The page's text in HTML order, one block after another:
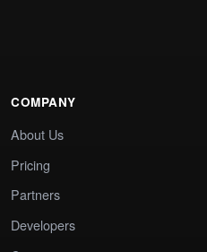
COMPANY
About Us
Pricing
Partners
Developers